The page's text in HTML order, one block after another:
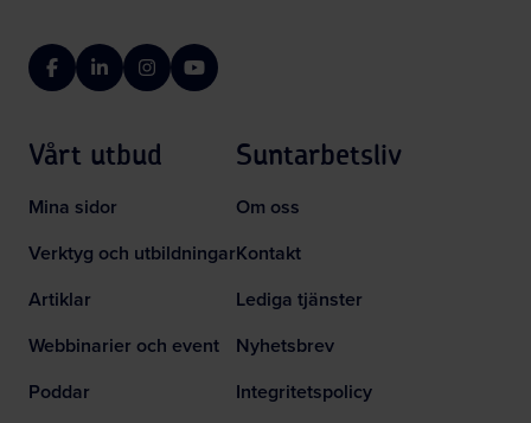
FacebookLinkedInInstagramYouTube
Vårt utbud
Mina sidor
Verktyg och utbildningar
Artiklar
Webbinarier och event
Poddar
Suntarbetsliv
Om oss
Kontakt
Lediga tjänster
Nyhetsbrev
Integritetspolicy